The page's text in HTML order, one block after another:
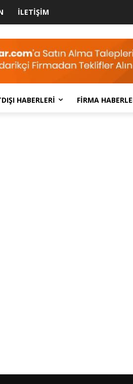
İLETIŞIM
HABERLERI FIRMA